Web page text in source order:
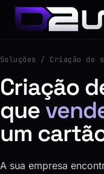
Soluções / Criação de
Criação
que
um
A sua empresa